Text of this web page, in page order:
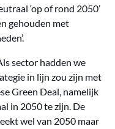
‘op of rond 2050’
gehouden met
sector hadden we
in lijn zou zijn met
Green Deal, namelijk
in 2050 te zijn. De
wel van 2050 maar